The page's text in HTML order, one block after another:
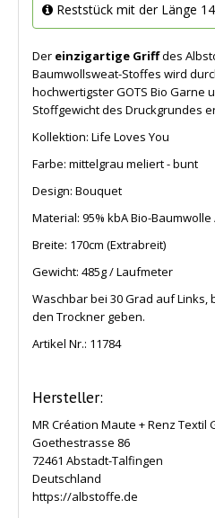
Reststück mit der Länge
Der einzigartige Griffdes
Baumwollsweat-Stoffes wird
hochwertigster GOTS Bio Garne
Stoffgewicht des Druckgrundes
Kollektion: Life Loves You
Farbe: mittelgrau meliert - bunt
Design: Bouquet
Material: 95% kbA Bio-Baumwolle
Breite: 170cm (Extrabreit)
Gewicht: 485g / Laufmeter
Waschbar bei 30 Grad auf Links,
den Trockner geben.
Artikel Nr.: 11784
Hersteller:
MR Création Maute + Renz Textil
Goethestrasse 86
72461 Abstadt-Talfingen
Deutschland
https://albstoffe.de